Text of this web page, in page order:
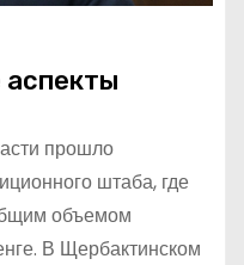
прошло
штаба, где
объемом
В Щербактинском